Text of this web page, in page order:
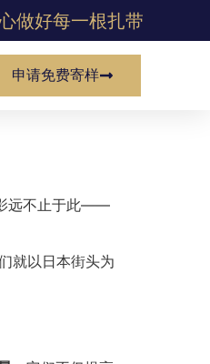
做好每一根扎带
申请免费寄样
远不止于此——
就以日本街头为